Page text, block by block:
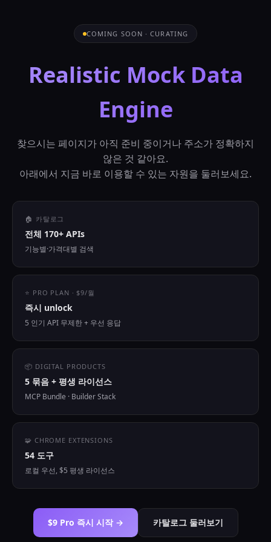
COMING SOON · CURATING
Realistic Mock Data
Engine
찾으시는 페이지가 아직 준비 중이거나 주소가 정확하지
않은 것 같아요.
아래에서 지금 바로 이용할 수 있는 자원을 둘러보세요.
🏠 카탈로그
전체 170+ APIs
기능별·가격대별 검색
⭐ PRO PLAN · $9/월
즉시 unlock
5 인기 API 무제한 + 우선 응답
📦 DIGITAL PRODUCTS
5 묶음 + 평생 라이선스
MCP Bundle · Builder Stack
🧩 CHROME EXTENSIONS
54 도구
로컬 우선, $5 평생 라이선스
$9 Pro 즉시 시작 → 카탈로그 둘러보기